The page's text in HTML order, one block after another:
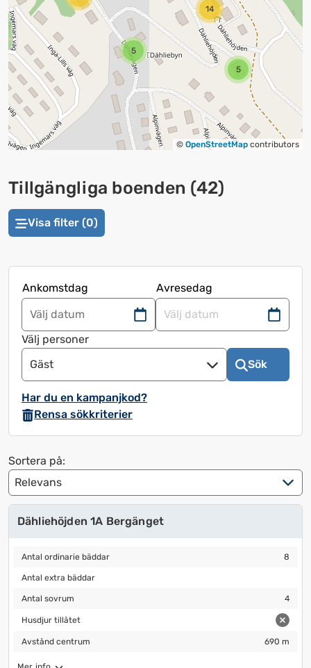
5
14
5
© OpenStreetMap contributors
Tillgängliga boenden (42)
Visa filter (0)
Ankomstdag
Avresedag
Navigera
framåt
för
att
kalendern
och
välja
ett
datum.
Tryck
på
frågetecknet
för
att
få
kortkommandon
för
att
Navigera
välja
datum.
på
frågetecknet
för
Välj personer
Gäst
Sök
Har du en kampanjkod?
Rensa sökkriterier
Sortera på:
Dähliehöjden 1A Bergänget
Antal ordinarie bäddar
Antal ordinarie bäddar 8
Antal extra bäddar
Antal extra bäddar
Antal sovrum
Antal sovrum 4
Husdjur tillåtet
Husdjur tillåtet
Avstånd centrum
Avstånd centrum 690 m